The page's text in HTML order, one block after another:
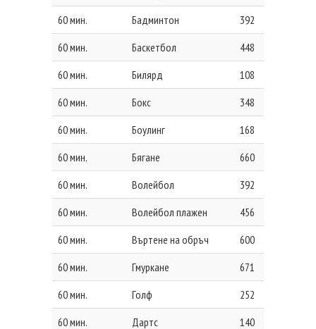
60 мин. Бадминтон
392
60 мин.
Баскетбол
448
60 мин.
Билярд
108
60 мин.
Бокс
348
60 мин.
Боулинг
168
60 мин.
Бягане
660
60 мин.
Волейбол
392
60 мин.
Волейбол плажен
456
60 мин.
Въртене на обръч
600
60 мин.
Гмуркане
671
60 мин.
Голф
252
60 мин.
Дартс 140